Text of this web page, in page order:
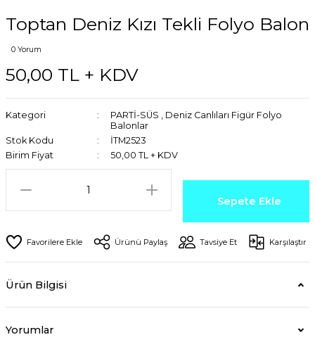
Toptan Deniz Kızı Tekli Folyo Balon
0 Yorum
50,00 TL + KDV
Kategori PARTİ-SÜS , Deniz Canlıları Figür Folyo
Balonlar
Stok Kodu
İTM2523
Birim Fiyat
50,00 TL + KDV
Sepete Ekle
Ürünü Paylaş Tavsiye Et Karşılaştır
Ürün Bilgisi
Yorumlar